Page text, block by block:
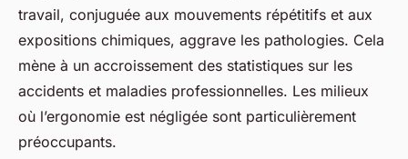
travail, conjuguée aux mouvements répétitifs et aux
expositions chimiques, aggrave les pathologies. Cela
mène à un accroissement des statistiques sur les
accidents et maladies professionnelles. Les milieux
où l’ergonomie est négligée sont particulièrement
préoccupants.